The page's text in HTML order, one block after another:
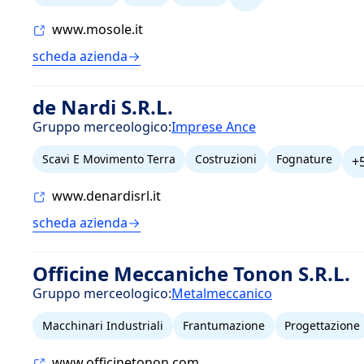
www.mosole.it
scheda azienda
de Nardi S.R.L.
Gruppo merceologico:Imprese Ance
Scavi E Movimento Terra Costruzioni Fognature
www.denardisrl.it
scheda azienda
Officine Meccaniche Tonon S.R.L.
Gruppo merceologico:Metalmeccanico
Macchinari Industriali Frantumazione Progettazione